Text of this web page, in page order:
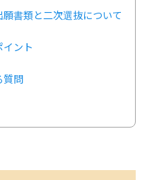
書類と二次選抜について
ント
質問